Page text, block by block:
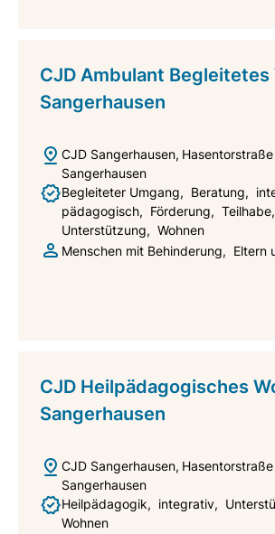
CJD Ambulant Begleitetes
Sangerhausen
CJD Sangerhausen Hasentorstraße
Sangerhausen
Begleiteter Umgang
Beratung
pädagogisch
Förderung
Teilhabe
Unterstützung
Wohnen
Menschen mit Behinderung
Eltern
CJD Heilpädagogisches
Sangerhausen
CJD Sangerhausen Hasentorstraße
Sangerhausen
Heilpädagogik
integrativ
Wohnen